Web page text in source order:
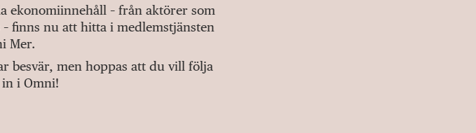
ekonomiinnehåll – från aktörer som
finns nu att hitta i medlemstjänsten
Mer.
besvär, men hoppas att du vill följa
in i Omni!